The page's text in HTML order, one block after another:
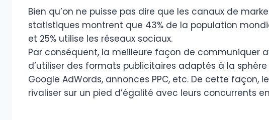
Bien qu’on ne puisse pas dire que les canaux de
statistiques montrent que 43% de la population
et 25% utilise les réseaux sociaux.
Par conséquent, la meilleure façon de communiquer
d’utiliser des formats publicitaires adaptés à la
Google AdWords, annonces PPC, etc. De cette façon,
rivaliser sur un pied d’égalité avec leurs concurrents